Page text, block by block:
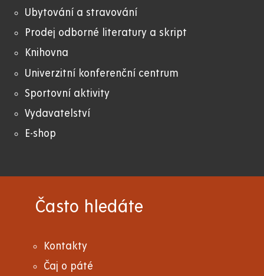
Ubytování a stravování
Prodej odborné literatury a skript
Knihovna
Univerzitní konferenční centrum
Sportovní aktivity
Vydavatelství
E-shop
Často hledáte
Kontakty
Čaj o páté